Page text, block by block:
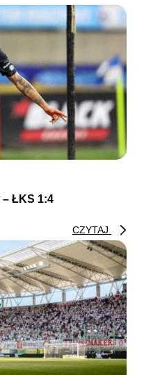
– ŁKS 1:4
CZYTAJ